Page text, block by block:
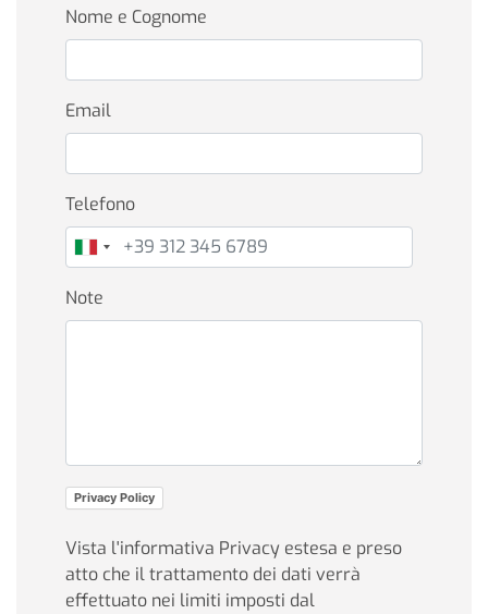
Nome e Cognome
Email
Telefono
Note
Privacy Policy
Vista l'informativa Privacy estesa e preso
atto che il trattamento dei dati verrà
effettuato nei limiti imposti dal